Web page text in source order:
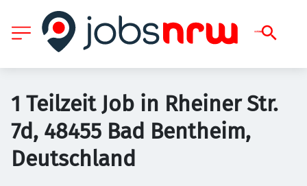
1 Teilzeit Job in Rheiner Str.
7d, 48455 Bad Bentheim,
Deutschland